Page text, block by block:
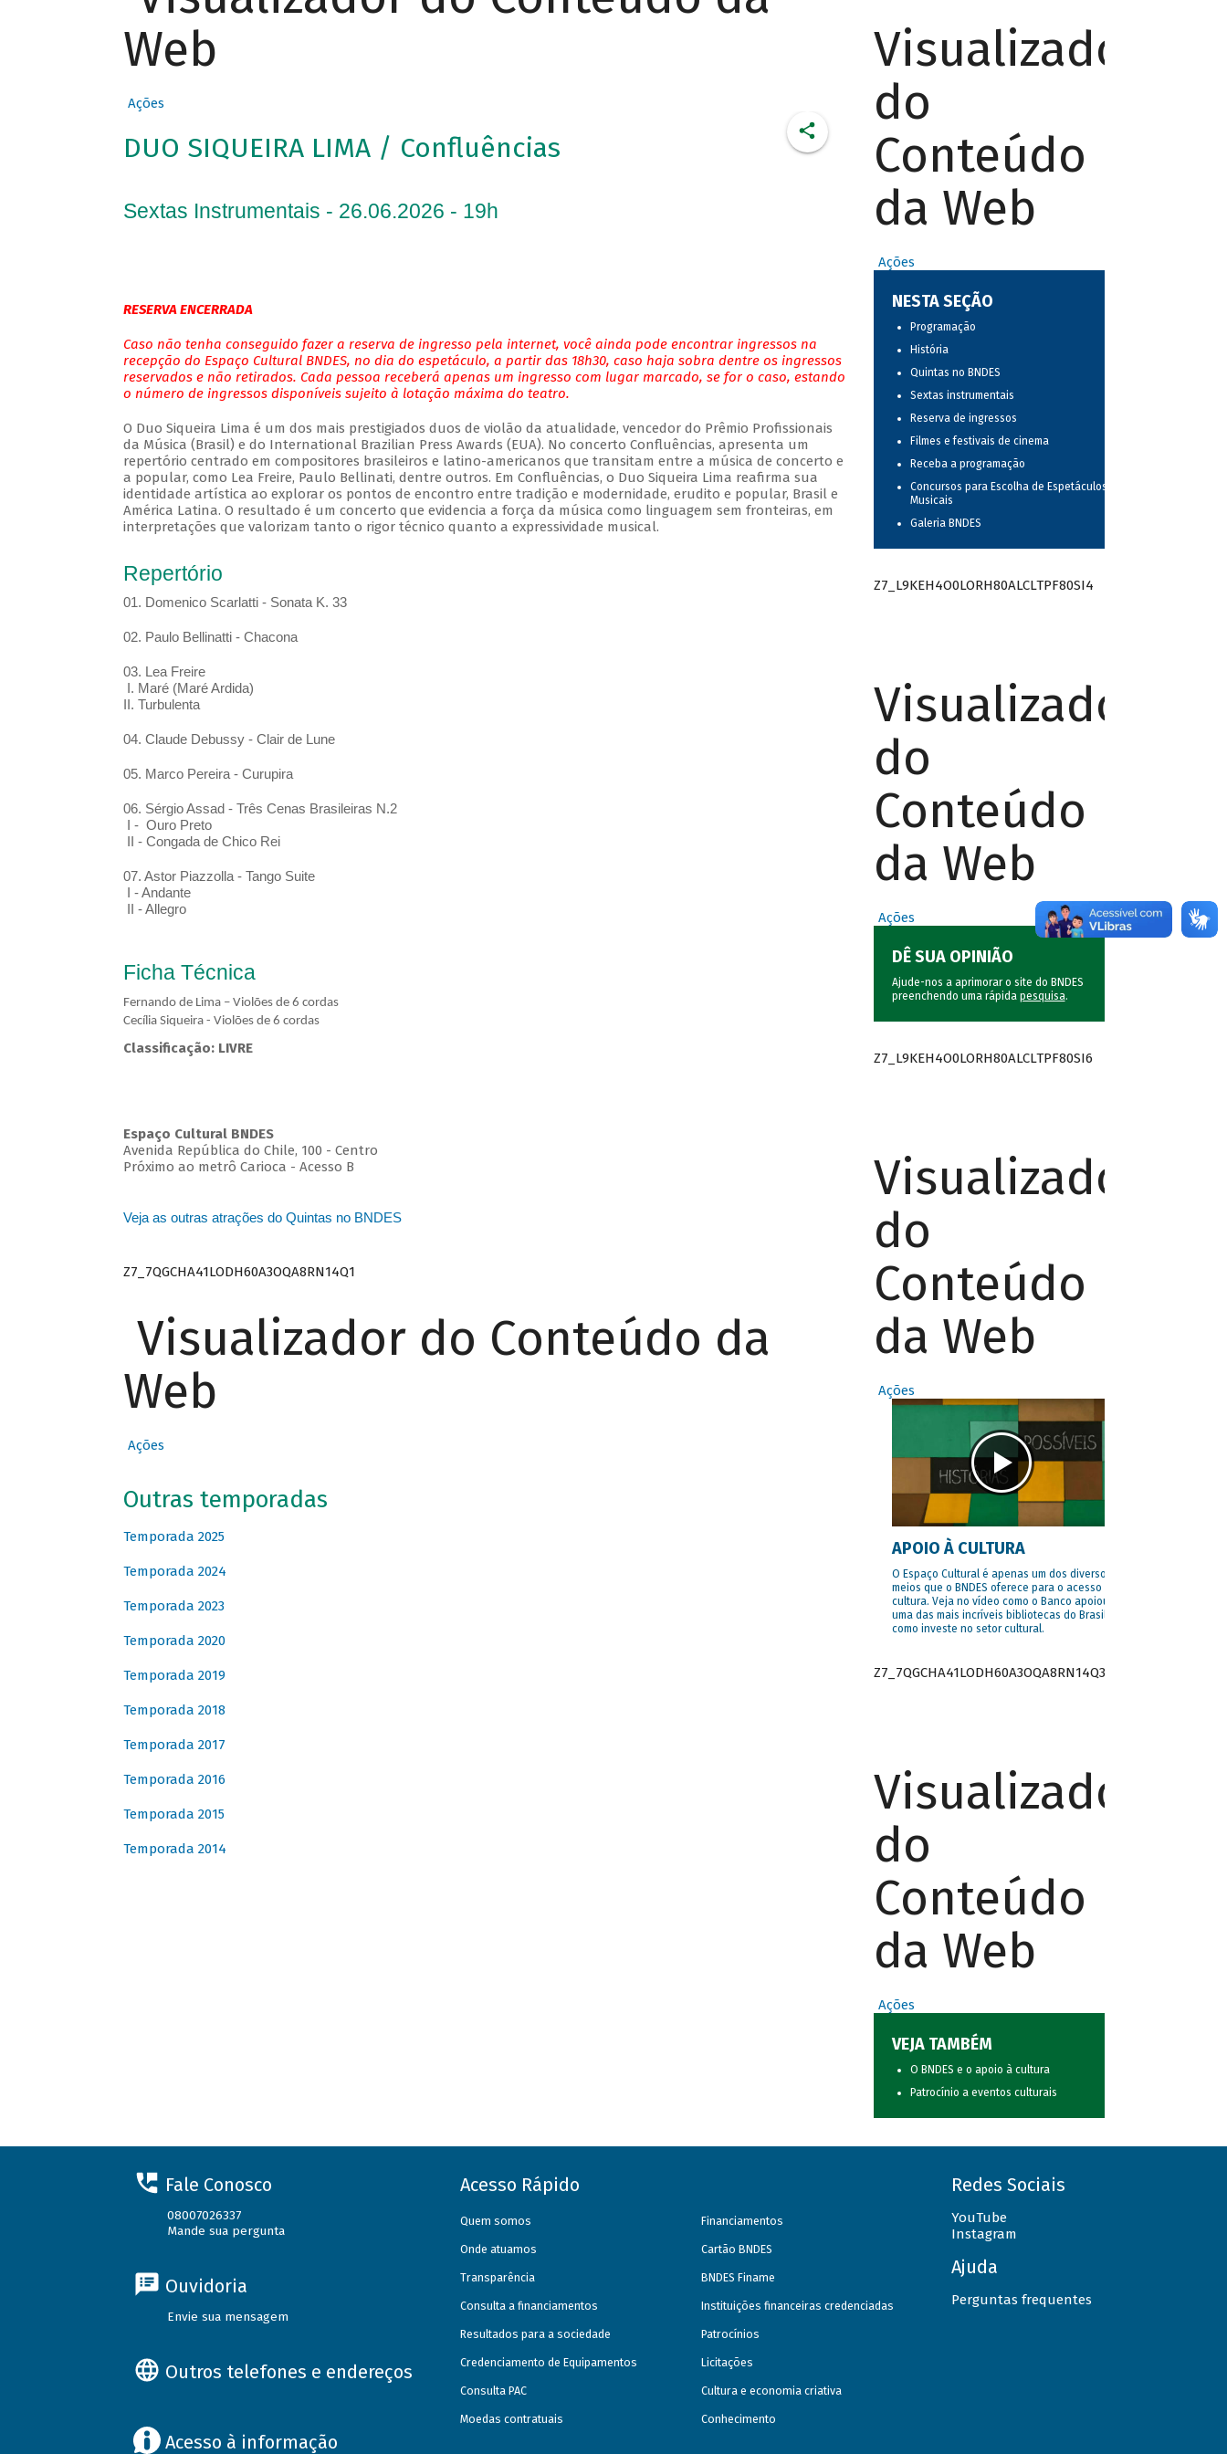
Web
Ações
DUO SIQUEIRA LIMA / Confluências
Sextas Instrumentais - 26.06.2026 - 19h
RESERVA ENCERRADA
Caso não tenha conseguido fazer a reserva de ingresso pela internet, você ainda pode encontrar ingressos na
recepção do Espaço Cultural BNDES, no dia do espetáculo, a partir das 18h30, caso haja sobra dentre os ingressos
reservados e não retirados. Cada pessoa receberá apenas um ingresso com lugar marcado, se for o caso, estando
o número de ingressos disponíveis sujeito à lotação máxima do teatro.
O Duo Siqueira Lima é um dos mais prestigiados duos de violão da atualidade, vencedor do Prêmio Profissionais
da Música (Brasil) e do International Brazilian Press Awards (EUA). No concerto Confluências, apresenta um
repertório centrado em compositores brasileiros e latino-americanos que transitam entre a música de concerto e
a popular, como Lea Freire, Paulo Bellinati, dentre outros. Em Confluências, o Duo Siqueira Lima reafirma sua
identidade artística ao explorar os pontos de encontro entre tradição e modernidade, erudito e popular, Brasil e
América Latina. O resultado é um concerto que evidencia a força da música como linguagem sem fronteiras, em
interpretações que valorizam tanto o rigor técnico quanto a expressividade musical.
Repertório
01. Domenico Scarlatti - Sonata K. 33
02. Paulo Bellinatti - Chacona
03. Lea Freire
I. Maré (Maré Ardida)
II. Turbulenta
04. Claude Debussy - Clair de Lune
05. Marco Pereira - Curupira
06. Sérgio Assad - Três Cenas Brasileiras N.2
I - Ouro Preto
II - Congada de Chico Rei
07. Astor Piazzolla - Tango Suite
I - Andante
II - Allegro
Ficha Técnica
Fernando de Lima – Violões de 6 cordas
Cecília Siqueira - Violões de 6 cordas
Classificação: LIVRE
Espaço Cultural BNDES
Avenida República do Chile, 100 - Centro
Próximo ao metrô Carioca - Acesso B
Veja as outras atrações do Quintas no BNDES
Z7_7QGCHA41LODH60A3OQA8RN14Q1
Visualizador do Conteúdo da
Web
Ações
Outras temporadas
Temporada 2025
Temporada 2024
Temporada 2023
Temporada 2020
Temporada 2019
Temporada 2018
Temporada 2017
Temporada 2016
Temporada 2015
Temporada 2014
Visualizador
do
Conteúdo
da Web
Ações
NESTA SEÇÃO
Programação
História
Quintas no BNDES
Sextas instrumentais
Reserva de ingressos
Filmes e festivais de cinema
Receba a programação
Concursos para Escolha de Espetáculos
Musicais
Galeria BNDES
Z7_L9KEH4O0LORH80ALCLTPF80SI4
Visualizador
do
Conteúdo
da Web
Ações
DÊ SUA OPINIÃO
Ajude-nos a aprimorar o site do BNDES
preenchendo uma rápida pesquisa.
Z7_L9KEH4O0LORH80ALCLTPF80SI6
Visualizador
do
Conteúdo
da Web
Ações
APOIO À CULTURA
O Espaço Cultural é apenas um dos diversos
meios que o BNDES oferece para o acesso à
cultura. Veja no vídeo como o Banco apoiou
uma das mais incríveis bibliotecas do Brasil e
como investe no setor cultural.
Z7_7QGCHA41LODH60A3OQA8RN14Q3
Visualizador
do
Conteúdo
da Web
Ações
VEJA TAMBÉM
O BNDES e o apoio à cultura
Patrocínio a eventos culturais
Fale Conosco
08007026337
Mande sua pergunta
Ouvidoria
Envie sua mensagem
Outros telefones e endereços
Acesso à informação
Acesso Rápido
Quem somos
Onde atuamos
Transparência
Consulta a financiamentos
Resultados para a sociedade
Credenciamento de Equipamentos
Consulta PAC
Moedas contratuais
Financiamentos
Cartão BNDES
BNDES Finame
Instituições financeiras credenciadas
Patrocínios
Licitações
Cultura e economia criativa
Conhecimento
Redes Sociais
YouTube
Instagram
Ajuda
Perguntas frequentes